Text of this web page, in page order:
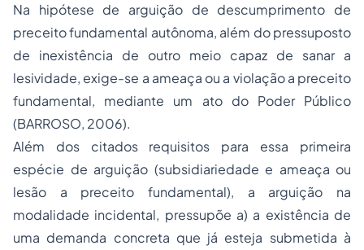
Na hipótese de arguição de descumprimento de
preceito fundamental autônoma, além do pressuposto
de inexistência de outro meio capaz de sanar a
lesividade, exige-se a ameaça ou a violação a preceito
fundamental, mediante um ato do Poder Público
(BARROSO, 2006).
Além dos citados requisitos para essa primeira
espécie de arguição (subsidiariedade e ameaça ou
lesão a preceito fundamental), a arguição na
modalidade incidental, pressupõe a) a existência de
uma demanda concreta que já esteja submetida à